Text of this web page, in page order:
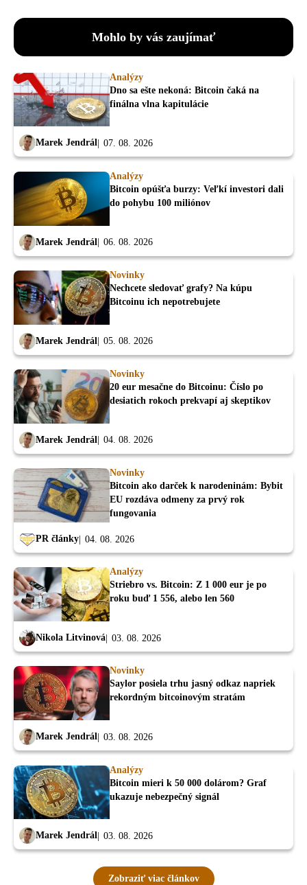
Mohlo by vás zaujímať
Analýzy
Dno sa ešte nekoná: Bitcoin čaká na
finálna vlna kapitulácie
Marek Jendrál 07. 08. 2026
Analýzy
Bitcoin opúšťa burzy: Veľkí investori dali
do pohybu 100 miliónov
Marek Jendrál 06. 08. 2026
Novinky
Nechcete sledovať grafy? Na kúpu
Bitcoinu ich nepotrebujete
Marek Jendrál 05. 08. 2026
Novinky
20 eur mesačne do Bitcoinu: Číslo po
desiatich rokoch prekvapí aj skeptikov
Marek Jendrál 04. 08. 2026
Novinky
Bitcoin ako darček k narodeninám: Bybit
EU rozdáva odmeny za prvý rok
fungovania
PR články 04. 08. 2026
Analýzy
Striebro vs. Bitcoin: Z 1 000 eur je po
roku buď 1 556, alebo len 560
Nikola Litvinová 03. 08. 2026
Novinky
Saylor posiela trhu jasný odkaz napriek
rekordným bitcoinovým stratám
Marek Jendrál 03. 08. 2026
Analýzy
Bitcoin mieri k 50 000 dolárom? Graf
ukazuje nebezpečný signál
Marek Jendrál 03. 08. 2026
Zobraziť viac článkov